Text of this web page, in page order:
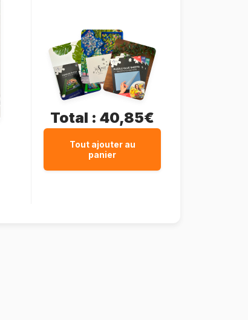
Total : 40,85€
Tout ajouter au
panier